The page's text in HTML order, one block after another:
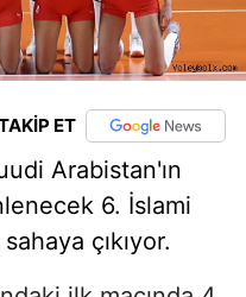
ET
Arabistan'ın
6. İslami
çıkıyor.